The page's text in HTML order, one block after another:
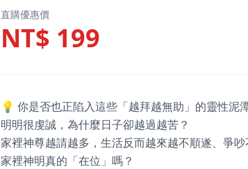
直購優惠價
NT$ 199
💡 你是否也正陷入這些「越拜越無助」的靈性泥
明明很虔誠，為什麼日子卻越過越苦？
家裡神尊越請越多，生活反而越來越不順遂、爭吵
家裡神明真的「在位」嗎？